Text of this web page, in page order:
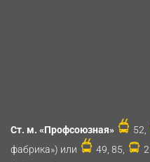
Ст. м. «Профсоюзная» 52,
фабрика») или
49, 85,